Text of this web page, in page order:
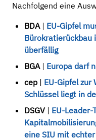
Nachfolgend eine
BDA| EU-Gipfel
Bürokratierückbau
überfällig
BGA| Europa darf
cep| EU-Gipfel
Schlüssel liegt in
DSGV | EU-
eine SIU mit